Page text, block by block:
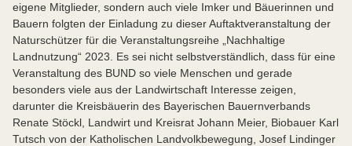
eigene Mitglieder, sondern auch viele Imker und Bäuerinnen und
Bauern folgten der Einladung zu dieser Auftaktveranstaltung der
Naturschützer für die Veranstaltungsreihe „Nachhaltige
Landnutzung“ 2023. Es sei nicht selbstverständlich, dass für eine
Veranstaltung des BUND so viele Menschen und gerade
besonders viele aus der Landwirtschaft Interesse zeigen,
darunter die Kreisbäuerin des Bayerischen Bauernverbands
Renate Stöckl, Landwirt und Kreisrat Johann Meier, Biobauer Karl
Tutsch von der Katholischen Landvolkbewegung, Josef Lindinger